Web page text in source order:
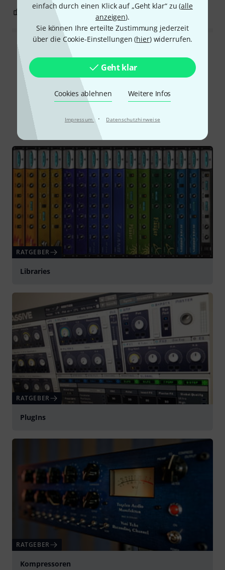
einfach durch einen Klick auf „Geht klar“ zu (alle
anzeigen).
Sie können Ihre erteilte Zustimmung jederzeit
über die Cookie-Einstellungen (hier) widerrufen.
Geht klar
Cookies ablehnen Weitere Infos
Impressum · Datenschutzhinweise
0
Alle Bewertungen lesen
Schon gewusst?
Alle Ratgeber
RATGEBER
Libraries
RATGEBER
PlugIns
RATGEBER
Kompressoren